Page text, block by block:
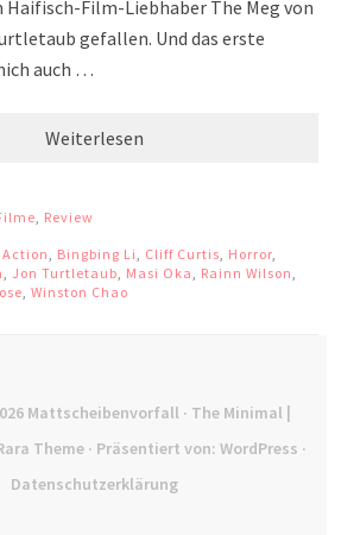
Film-Liebhaber The Meg von
gefallen. Und das erste
auch …
Weiterlesen
Review
Action Bingbing Li Cliff Curtis Horror
Jon Turtletaub Masi Oka Rainn Wilson
Winston Chao
Mattscheibenvorfall · The Minimal |
Theme· Präsentiert von: WordPress ·
Datenschutzerklärung